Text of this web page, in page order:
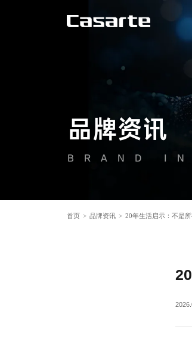
品牌资讯
BRAND
首页 > 品牌资讯 > 20年生活启示：不是